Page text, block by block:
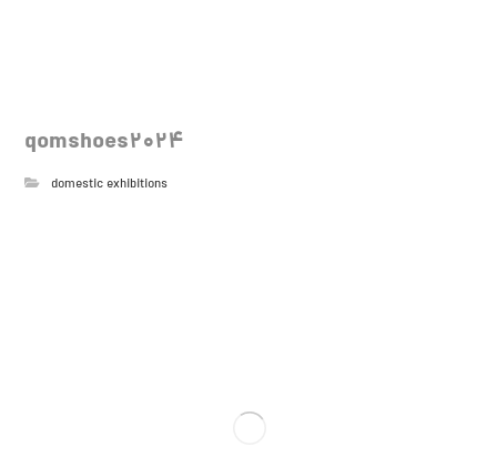
qomshoes2024
domestic exhibitions